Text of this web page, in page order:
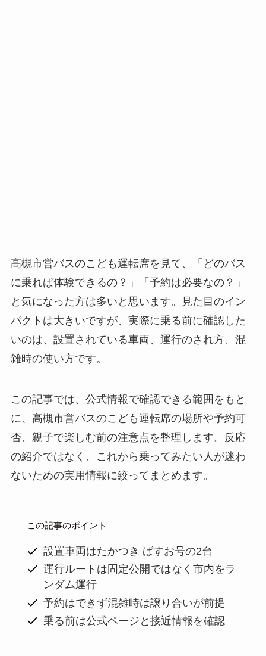
高槻市営バスのこども運転席を見て、「どのバス
に乗れば体験できるの？」「予約は必要なの？」
と気になった方は多いと思います。見た目のイン
パクトは大きいですが、実際に乗る前に確認した
いのは、設置されている車両、運行のされ方、混
雑時の使い方です。
この記事では、公式情報で確認できる範囲をもと
に、高槻市営バスのこども運転席の場所や予約可
否、親子で楽しむ前の注意点を整理します。反応
の紹介ではなく、これから乗ってみたい人が迷わ
ないための実用情報に絞ってまとめます。
この記事のポイント
設置車両はたかつき ばすお号の2台
運行ルートは固定公開ではなく市内をラ
ンダム運行
予約はできず混雑時は譲り合いが前提
乗る前は公式ページと接近情報を確認